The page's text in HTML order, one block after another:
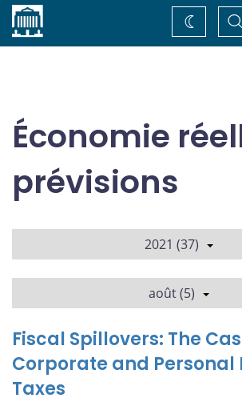
Accueil
Changez
de
Économie
prévisions
2021 (37)
août (5)
Fiscal Spillovers: The
Corporate and Personal
Taxes